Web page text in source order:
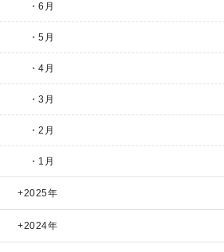
・6月
・5月
・4月
・3月
・2月
・1月
2025年
2024年